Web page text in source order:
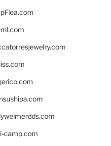
camp.com